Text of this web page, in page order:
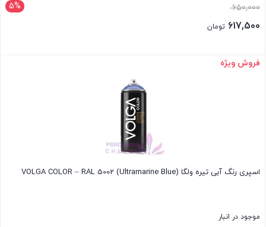
5% 650,000قیمت
اصلی:
بود.
617,500 تومان
فعلی:
بستن
فروش ویژه
اسپری رنگ آبی تیره ولگا VOLGA COLOR – RAL 5002 (Ultramarine Blue)
موجود در انبار